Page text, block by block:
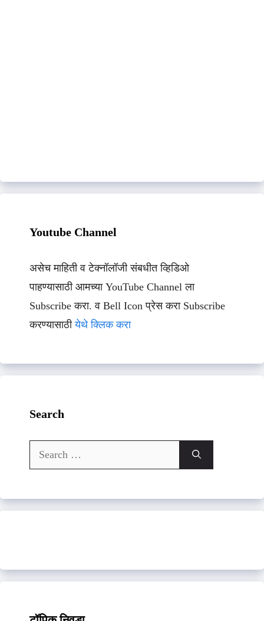
Youtube Channel
असेच माहिती व टेक्नॉलॉजी संबधीत व्हिडिओ
पाहण्यासाठी आमच्या YouTube Channel ला
Subscribe करा. व Bell Icon प्रेस करा Subscribe
करण्यासाठीयेथे क्लिक करा
Search
Search
for: